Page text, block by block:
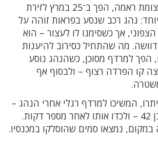
כביש 85, סמוך לצומת ראמה, הפך ב־25 במרץ לזירת
נהג רכב שנסע בפראות זוהה על
אך כשסימנו לו לעצור – הוא
מה שהתחיל כסירוב להיענות
הפך למרדף מסוכן, כשהנהג נוסע
קו הפרדה רצוף – ולבסוף אף
המשיכו למרדף רגלי אחרי הנהג –
תושב דיר חנא, בן 42 – ולכדו אותו לאחר מספר דקות.
נמצאו סמים שהוסלקו במכנסיו.